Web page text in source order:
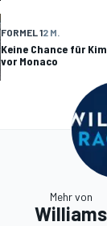
FORMEL 12 M.
Keine Chance für
vor Monaco
Mehr von
Williams